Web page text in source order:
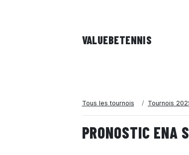
VALUEBETENNIS
Tous les tournois Tournois
PRONOSTIC ENA